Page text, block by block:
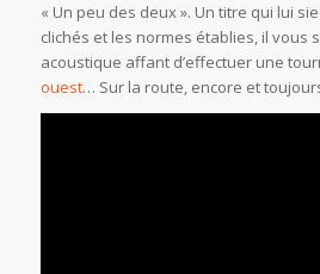
« Un peu des deux ». Un titre qui lui
clichés et les normes établies, il vous
acoustique affant d’effectuer une
ouest… Sur la route, encore et